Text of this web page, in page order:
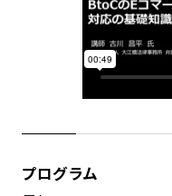
プログラム